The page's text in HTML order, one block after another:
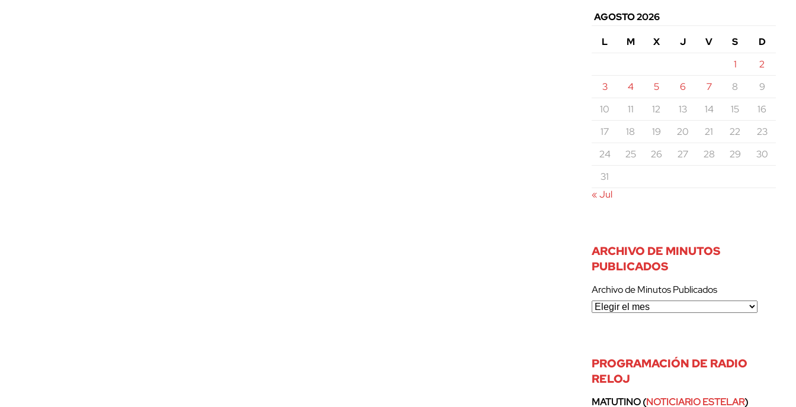
AGOSTO 2026
L
M X J V S
D
1
2
3
4 5 6 7 8
9
10
11 12 13 14 15
16
17
18 19 20 21 22
23
24
25 26 27 28 29
30
31
« Jul
ARCHIVO DE MINUTOS
PUBLICADOS
Archivo de Minutos Publicados
PROGRAMACIÓN DE RADIO
RELOJ
MATUTINO (NOTICIARIO ESTELAR)